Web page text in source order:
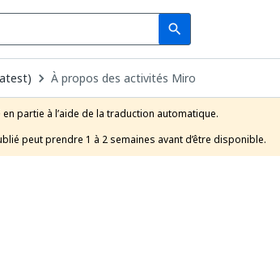
search
Search
À propos des activités Miro
partie à l’aide de la traduction automatique.
peut prendre 1 à 2 semaines avant d’être disponible.